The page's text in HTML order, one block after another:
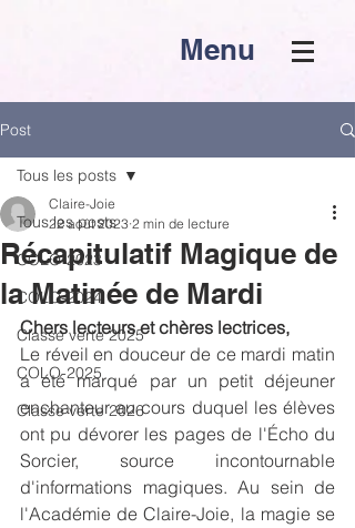
Menu
Post
Tous les posts
COLO-2023
COLO-2024
Classe verte 2025
COLO-2025
Classe verte 2026
Tous les posts
Récapitulatif Magique de
la Matinée de Mardi
Claire-Joie
22 août 2023 2 min de lecture
Chers lecteurs et chères lectrices,
Le réveil en douceur de ce mardi matin
a été marqué par un petit déjeuner
enchanteur au cours duquel les élèves
ont pu dévorer les pages de l'Écho du
Sorcier, source incontournable
d'informations magiques. Au sein de
l'Académie de Claire-Joie, la magie se